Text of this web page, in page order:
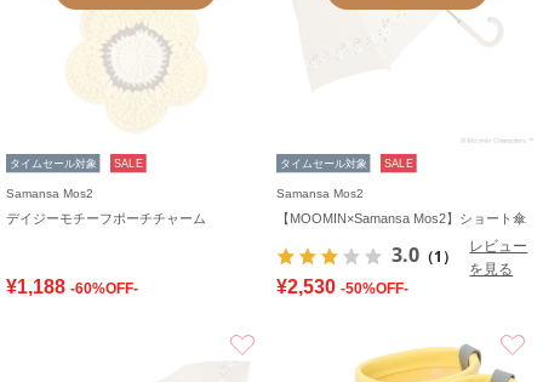
タイムセール対象 SALE
Samansa Mos2
デイジーモチーフポーチチャーム
¥1,188 -60%OFF-
タイムセール対象 SALE
Samansa Mos2
【MOOMIN×Samansa Mos2】ショート傘
3.0 （1）
レビュー
を見る
¥2,530 -50%OFF-